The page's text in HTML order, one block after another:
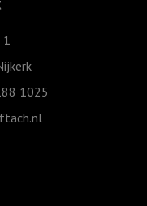
1025